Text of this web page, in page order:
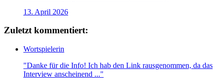
13. April 2026
Zuletzt kommentiert:
Wortspielerin
"Danke für die Info! Ich hab den Link rausgenommen, da das
Interview anscheinend ..."